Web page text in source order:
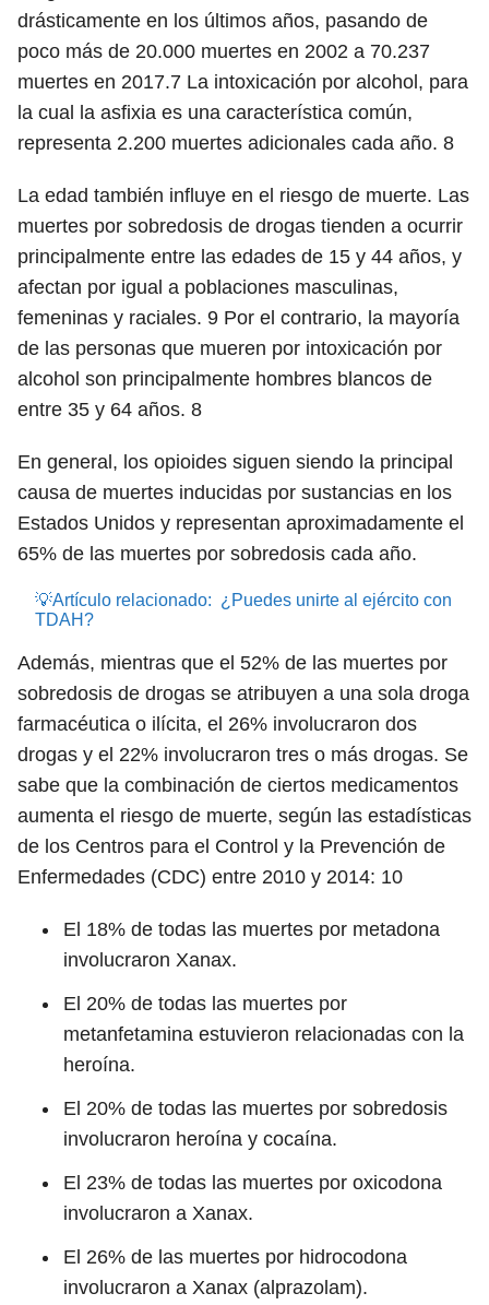
drásticamente en los últimos años, pasando de
poco más de 20.000 muertes en 2002 a 70.237
muertes en 2017.7 La intoxicación por alcohol, para
la cual la asfixia es una característica común,
representa 2.200 muertes adicionales cada año. 8
La edad también influye en el riesgo de muerte. Las
muertes por sobredosis de drogas tienden a ocurrir
principalmente entre las edades de 15 y 44 años, y
afectan por igual a poblaciones masculinas,
femeninas y raciales. 9 Por el contrario, la mayoría
de las personas que mueren por intoxicación por
alcohol son principalmente hombres blancos de
entre 35 y 64 años. 8
En general, los opioides siguen siendo la principal
causa de muertes inducidas por sustancias en los
Estados Unidos y representan aproximadamente el
65% de las muertes por sobredosis cada año.
💡Artículo relacionado: ¿Puedes unirte al ejército con
TDAH?
Además, mientras que el 52% de las muertes por
sobredosis de drogas se atribuyen a una sola droga
farmacéutica o ilícita, el 26% involucraron dos
drogas y el 22% involucraron tres o más drogas. Se
sabe que la combinación de ciertos medicamentos
aumenta el riesgo de muerte, según las estadísticas
de los Centros para el Control y la Prevención de
Enfermedades (CDC) entre 2010 y 2014: 10
El 18% de todas las muertes por metadona
involucraron Xanax.
El 20% de todas las muertes por
metanfetamina estuvieron relacionadas con la
heroína.
El 20% de todas las muertes por sobredosis
involucraron heroína y cocaína.
El 23% de todas las muertes por oxicodona
involucraron a Xanax.
El 26% de las muertes por hidrocodona
involucraron a Xanax (alprazolam).